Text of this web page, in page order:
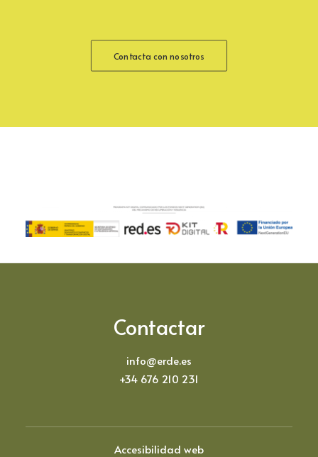
Contacta con nosotros
Contactar
info@erde.es
+34 676 210 231
Accesibilidad web